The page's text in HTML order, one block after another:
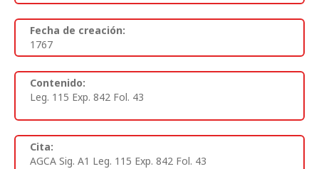
Fecha de creación:
1767
Contenido:
Leg. 115 Exp. 842 Fol. 43
Cita:
AGCA Sig. A1 Leg. 115 Exp. 842 Fol. 43